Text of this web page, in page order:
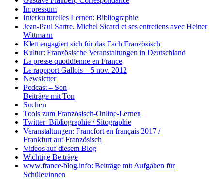
Impressum
Interkulturelles Lernen: Bibliographie
Jean-Paul Sartre. Michel Sicard et ses entretiens avec Heiner
Wittmann
Klett engagiert sich für das Fach Französisch
Kultur: Französische Veranstaltungen in Deutschland
La presse quotidienne en France
Le rappport Gallois – 5 nov. 2012
Newsletter
Podcast – Son
Beiträge mit Ton
Suchen
Tools zum Französisch-Online-Lernen
Twitter: Bibliographie / Sitographie
Veranstaltungen: Francfort en français 2017 /
Frankfurt auf Französisch
Videos auf diesem Blog
Wichtige Beiträge
www.france-blog.info: Beiträge mit Aufgaben für
Schüler/innen